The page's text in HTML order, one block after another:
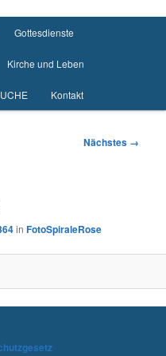
Gottesdienste
Kirche und Leben
Kontakt
Nächstes →
inFotoSpiraleRose